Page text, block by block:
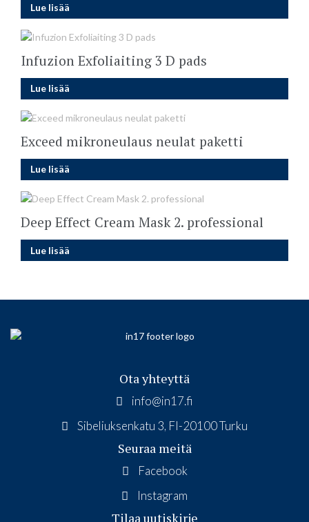
Lue lisää
Infuzion Exfoliaiting 3 D pads
Lue lisää
Exceed mikroneulaus neulat paketti
Lue lisää
Deep Effect Cream Mask 2. professional
Lue lisää
Ota yhteyttä
info@in17.fi
Sibeliuksenkatu 3, FI-20100 Turku
Seuraa meitä
Facebook
Instagram
Tilaa uutiskirje